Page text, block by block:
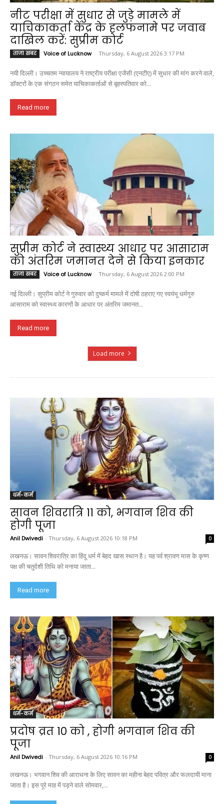
नीट परीक्षा में सुधार से जुड़े मामले में
याचिकाकर्ता केंद्र के हलफनामे पर जवाब
दाखिल करें: सुप्रीम कोर्ट
ताजा खबर Voice of Lucknow - Thursday, 6 August 2026 3:17 PM
नयी दिल्ली। उच्चतम न्यायालय ने राष्ट्रीय परीक्षा एजेंसी (एनटीए) में सुधार की मांग करने वाले,
डॉक्टरों के एक संगठन समेत याचिकाकर्ताओं से बृहस्पतिवार को...
Read more
सुप्रीम कोर्ट ने स्वास्थ्य आधार पर आसाराम
को अंतरिम जमानत देने से किया इनकार
ताजा खबर Voice of Lucknow - Thursday, 6 August 2026 2:00 PM
नई दिल्ली। सुप्रीम कोर्ट ने गुरुवार को दुष्कर्म मामले में दोषी ठहराए गए स्वयंभू धर्मगुरु
आसाराम को स्वास्थ्य कारणों के आधार पर अंतरिम जमानत...
Read more
Load more
धर्म-कर्म
सावन शिवरात्रि 11 को, भगवान शिव की
होगी पूजा
Anil Dwivedi - Thursday, 6 August 2026 10:18 PM 0
लखनऊ। सावन शिवरात्रि का हिंदू धर्म में बेहद खास स्थान है। यह पर्व श्रावण मास के कृष्ण
पक्ष की चतुर्दशी तिथि को मनाया जाता...
Read more
धर्म-कर्म
प्रदोष व्रत 10 को , होगी भगवान शिव की
पूजा
Anil Dwivedi - Thursday, 6 August 2026 10:16 PM 0
लखनऊ। भगवान शिव की आराधना के लिए सावन का महीना बेहद पवित्र और फलदायी माना
जाता है। इस पूरे माह में पड़ने वाले सोमवार,...